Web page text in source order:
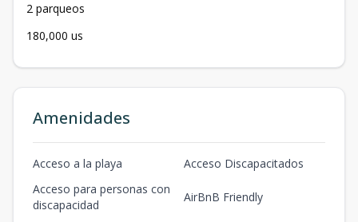
2 parqueos
180,000 us
Amenidades
Acceso a la playa
Acceso Discapacitados
Acceso para personas con
discapacidad
AirBnB Friendly